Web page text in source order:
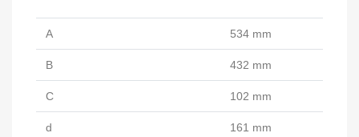
A 534 mm
B 432 mm
C 102 mm
d 161 mm